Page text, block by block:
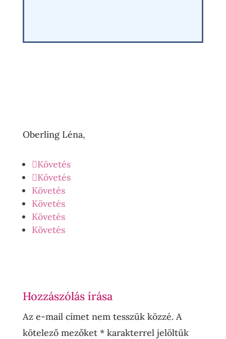
Oberling Léna,
Követés
Követés
Követés
Követés
Követés
Követés
Hozzászólás írása
Az e-mail címet nem tesszük közzé. A
kötelező mezőket *karakterrel jelöltük